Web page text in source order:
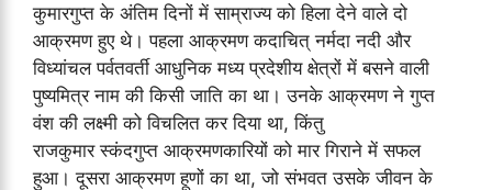
कुमारगुप्त के अंतिम दिनों में साम्राज्य को हिला देने वाले दो
आक्रमण हुए थे। पहला आक्रमण कदाचित्‌ नर्मदा नदी और
विध्यांचल पर्वतवर्ती आधुनिक मध्य प्रदेशीय क्षेत्रों में बसने वाली
पुष्यमित्र नाम की किसी जाति का था। उनके आक्रमण ने गुप्त
वंश की लक्ष्मी को विचलित कर दिया था, किंतु
राजकुमार स्कंदगुप्त आक्रमणकारियों को मार गिराने में सफल
हुआ। दूसरा आक्रमण हूणों का था, जो संभवत उसके जीवन के